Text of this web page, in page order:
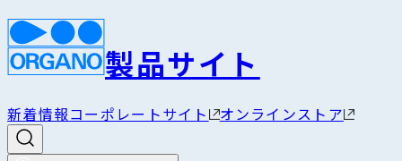
製品サイト
新着情報コーポレートサイト オンラインストア